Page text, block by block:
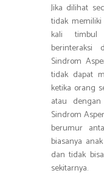
Jika dilihat
tidak
kali timbul
berinteraksi
Sindrom
tidak dapat
ketika orang
atau
Sindrom
berumur
biasanya
dan tidak
sekitarnya.